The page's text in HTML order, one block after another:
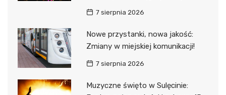
7 sierpnia 2026
Nowe przystanki, nowa jakość:
Zmiany w miejskiej komunikacji!
7 sierpnia 2026
Muzyczne święto w Sulęcinie: